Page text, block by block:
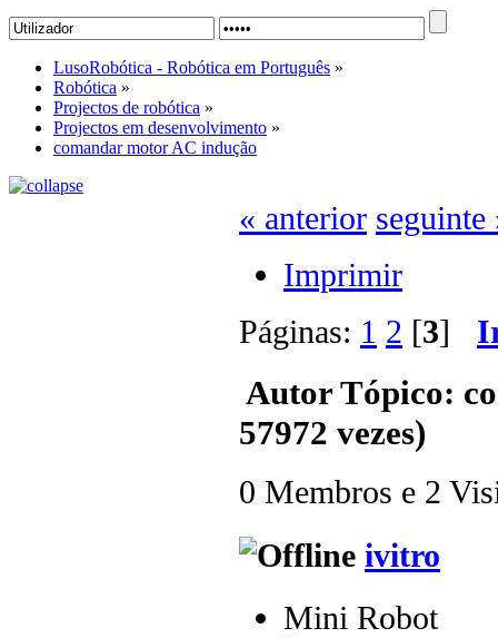
LusoRobótica - Robótica em Português »
Robótica »
Projectos de robótica »
Projectos em desenvolvimento »
comandar motor AC indução
« anterior seguinte
Imprimir
Páginas: 1 2 [3]
AutorTópico:
57972 vezes)
0 Membros e 2
ivitro
Mini Robot